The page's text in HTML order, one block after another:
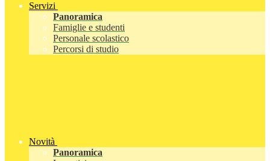
Servizi
Panoramica
Famiglie e studenti
Personale scolastico
Percorsi di studio
Novità
Panoramica